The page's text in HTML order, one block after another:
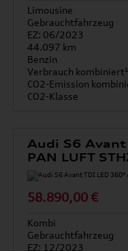
Limousine
Gebrauchtfahrzeug
EZ: 06/2023
44.097 km
Benzin
Verbrauch kombiniert¹
CO2-Emission
CO2-Klasse
Audi S6 Avant
PAN LUFT
58.890,00 €
Kombi
Gebrauchtfahrzeug
EZ: 12/2023